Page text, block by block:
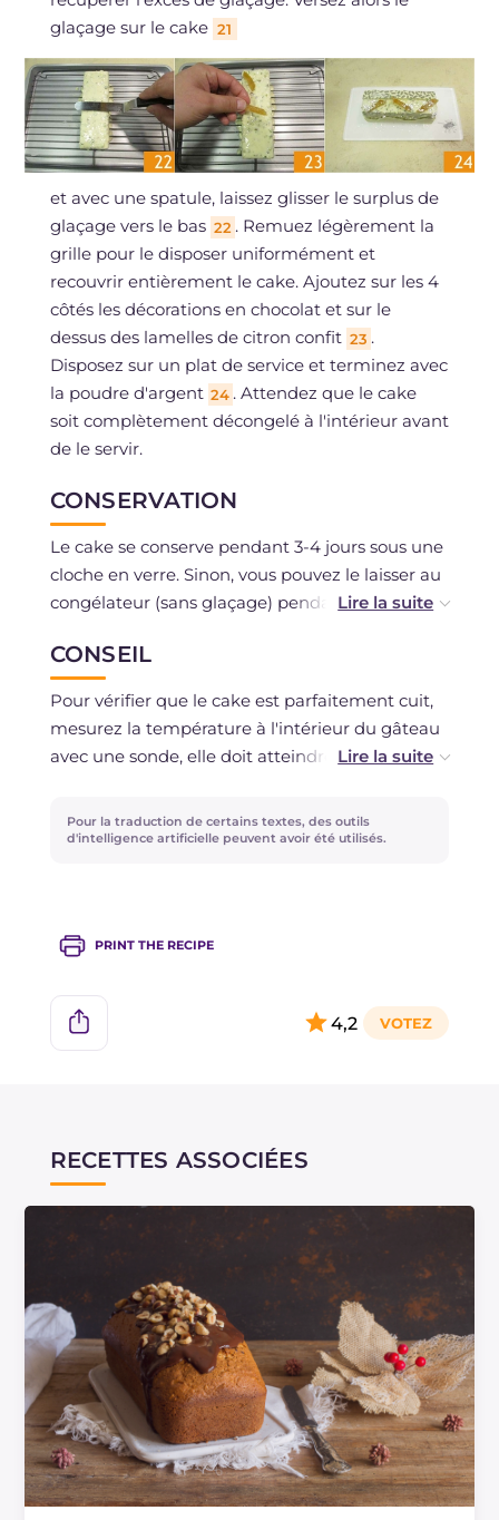
glaçage sur le cake 21
et avec une spatule, laissez glisser le surplus de
glaçage vers le bas 22 . Remuez légèrement la
grille pour le disposer uniformément et
recouvrir entièrement le cake. Ajoutez sur les 4
côtés les décorations en chocolat et sur le
dessus des lamelles de citron confit 23 .
Disposez sur un plat de service et terminez avec
la poudre d'argent 24 . Attendez que le cake
soit complètement décongelé à l'intérieur avant
de le servir.
CONSERVATION
Le cake se conserve pendant 3-4 jours sous une
cloche en verre. Sinon, vous pouvez le laisser au
congélateur (sans glaçage) pendant un mois et
CONSEIL
Pour vérifier que le cake est parfaitement cuit,
mesurez la température à l'intérieur du gâteau
avec une sonde, elle doit atteindre 92-93°.
En alternative au beurre clarifié (ou beurre
anhydre), vous pouvez utiliser la même
Si vous n'avez pas de pâte de noisettes, vous
noisettes grillées. Vous pouvez aussi utiliser de
la pâte de pistache !
Pour la traduction de certains textes, des outils
d'intelligence artificielle peuvent avoir été utilisés.
PRINT THE RECIPE
4,2
RECETTES ASSOCIÉES